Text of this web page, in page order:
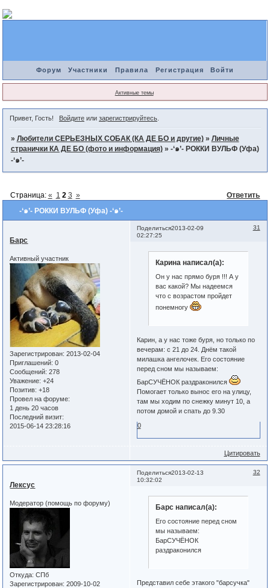
Форум Участники Правила Регистрация Войти
Активные темы
Привет, Гость! Войдитеили зарегистрируйтесь.
» Любители СЕРЬЕЗНЫХ СОБАК (КА ДЕ БО и другие) » Личные
странички КА ДЕ БО (фото и информация) » -‘๑’- РОККИ ВУЛЬФ (Уфа)
-‘๑’-
-‘๑’- РОККИ ВУЛЬФ (Уфа) -‘๑’-
Страница: « 1 2 3 » Ответить
Поделиться 31
2013-02-09
02:27:25
Барс
Активный участник
Зарегистрирован: 2013-02-04
Приглашений: 0
Сообщений: 278
Уважение: +24
Позитив: +18
Провел на форуме:
1 день 20 часов
Последний визит:
2015-06-14 23:28:16
Карина написал(а):
Он у нас прямо буря !!! А у
вас какой? Мы надеемся
что с возрастом пройдет
понемногу
Карин, а у нас тоже буря, но только по
вечерам: с 21 до 24. Днём такой
милашка ангелочек. Его состояние
перед сном мы называем:
БарСУЧЁНОК раздраконился
Помогает только вынос его на улицу,
там мы ходим по снежку минут 10, а
потом домой и спать до 9.30
0
Цитировать
Поделиться 32
2013-02-13
10:32:02
Лексус
Модератор (помощь по форуму)
Откуда: СПб
Зарегистрирован: 2009-10-02
Барс написал(а):
Его состояние перед сном
мы называем:
БарСУЧЁНОК
раздраконился
Представил себе этакого "барсучка"